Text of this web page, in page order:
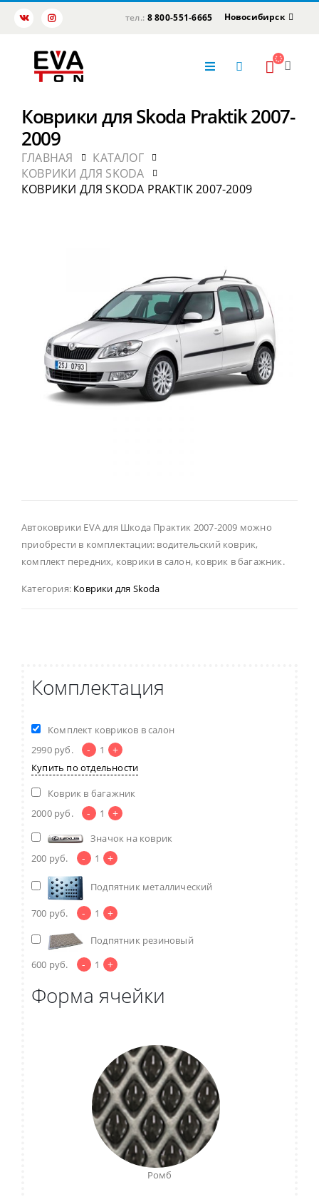
тел.: 8 800-551-6665 Новосибирск
Коврики для Skoda Praktik 2007-
2009
ГЛАВНАЯ
КАТАЛОГ
КОВРИКИ ДЛЯ SKODA
КОВРИКИ ДЛЯ SKODA PRAKTIK 2007-2009
Автоковрики EVA для Шкода Практик 2007-2009 можно
приобрести в комплектации: водительский коврик,
комплект передних, коврики в салон, коврик в багажник.
Категория: Коврики для Skoda
Комплектация
Комплект ковриков в салон
2990 руб. - 1 +
Купить по отдельности
Коврик в багажник
2000 руб. - 1 +
Значок на коврик
200 руб. - 1 +
Подпятник металлический
700 руб. - 1 +
Подпятник резиновый
600 руб. - 1 +
Форма ячейки
Ромб